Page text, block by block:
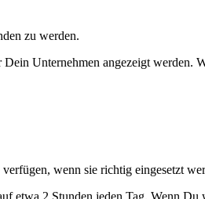
zu werden.
Unternehmen angezeigt werden.
wenn sie richtig eingesetzt
etwa 2 Stunden jeden Tag. Wenn Du